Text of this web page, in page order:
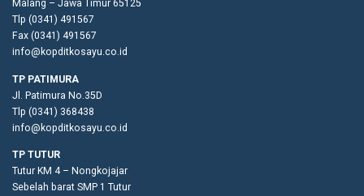
Malang – Jawa Timur 65125
Tlp (0341) 491567
Fax (0341) 491567
info@kopditkosayu.co.id
TP PATIMURA
Jl. Patimura No.35D
Tlp (0341) 368438
info@kopditkosayu.co.id
TP TUTUR
Tutur KM 4 – Nongkojajar
Sebelah barat SMP 1 Tutur